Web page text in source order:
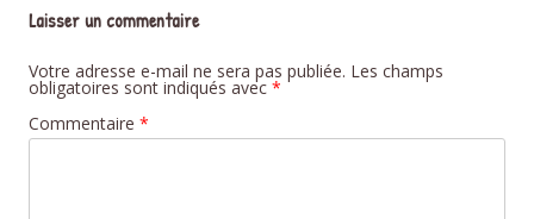
Laisser un commentaire
Votre adresse e-mail ne sera pas publiée. Les champs
obligatoires sont indiqués avec *
Commentaire *